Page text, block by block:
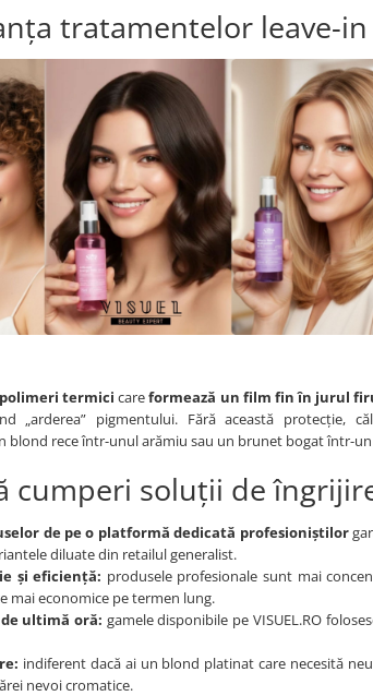
pieptenitratamentelor leave-
termici careformează un film fin în jurul
„arderea” pigmentului. Fără această protecție,
blond rece într-unul arămiu sau un brunet bogat într-
cumperi soluții de
de pe o platformă dedicată profesioniștilor
diluate din retailul generalist.
și eficiență: produsele profesionale sunt mai
mai economice pe termen lung.
ultimă oră: gamele disponibile pe VISUEL.RO
indiferent dacă ai un blond platinat care necesită
nevoi cromatice.